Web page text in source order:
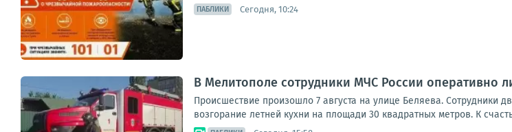
ПАБЛИКИ Сегодня, 10:24
В Мелитополе сотрудники МЧС России оперативно
Происшествие произошло 7 августа на улице Беляева. Сотрудники
возгорание летней кухни на площади 30 квадратных метров. К